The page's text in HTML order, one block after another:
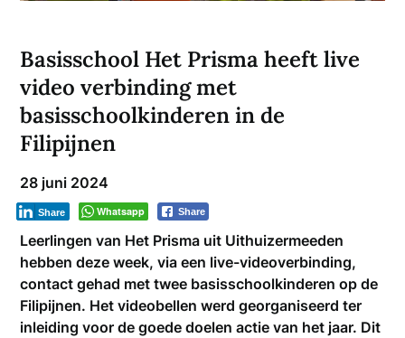
Basisschool Het Prisma heeft live
video verbinding met
basisschoolkinderen in de
Filipijnen
28 juni 2024
Whatsapp Share
Share
Leerlingen van Het Prisma uit Uithuizermeeden
hebben deze week, via een live-videoverbinding,
contact gehad met twee basisschoolkinderen op de
Filipijnen. Het videobellen werd georganiseerd ter
inleiding voor de goede doelen actie van het jaar. Dit